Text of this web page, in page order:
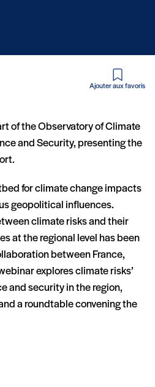
Ajouter aux favoris
en PDF
of the Observatory of Climate
and Security, presenting the
for climate change impacts
geopolitical influences.
climate risks and their
at the regional level has been
between France,
explores climate risks’
and security in the region,
a roundtable convening the